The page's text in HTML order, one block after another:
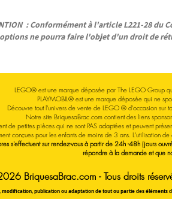
: Conformément à l'article L221-28
ne pourra faire l'objet d'un droit de
LEGO® est une marque déposée par The LEGO Group
PLAYMOBIL® est une marque déposée qui ne
Découvre tout l'univers de vente de LEGO ® d'occasion sur
Notre site BriquesaBrac.com contient des liens
de petites pièces qui ne sont PAS adaptées et peuvent
conçues pour les enfants de moins de 3 ans. L'utilisation
s'effectuent sur rendez-vous à partir de 24h -48h (jours
répondre à la demande et que
BriquesaBrac.com - Tous droits
publication ou adaptation de tout ou partie des éléments